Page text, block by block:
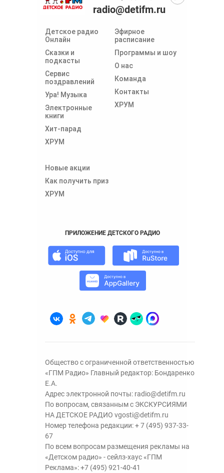
Детское радио
Онлайн
Сказки и
подкасты
Сервис
поздравлений
Ура! Музыка
Электронные
книги
Хит-парад
ХРУМ
Эфирное
расписание
Программы и шоу
О нас
Команда
Контакты
ХРУМ
Новые акции
Как получить приз
ХРУМ
radio@detifm.ru
ПРИЛОЖЕНИЕ ДЕТСКОГО РАДИО
Общество с ограниченной ответственностью
«ГПМ Радио» Главный редактор: Бондаренко
Е.А.
Адрес электронной почты: radio@detifm.ru
По вопросам, связанным с ЭКСКУРСИЯМИ
НА ДЕТСКОЕ РАДИО vgosti@detifm.ru
Номер телефона редакции:+ 7 (495) 937-33-
67
По всем вопросам размещения рекламы на
«Детском радио» - сейлз-хаус «ГПМ
Реклама»:+7 (495) 921-40-41